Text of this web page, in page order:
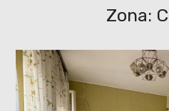
Zona: